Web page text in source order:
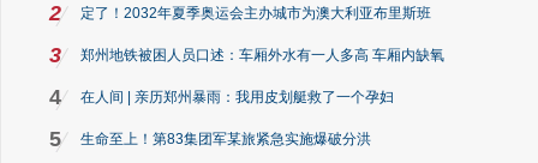
2 定了！2032年夏季奥运会主办城市为澳大利亚布里斯班
3 郑州地铁被困人员口述：车厢外水有一人多高 车厢内缺氧
4 在人间 | 亲历郑州暴雨：我用皮划艇救了一个孕妇
5 生命至上！第83集团军某旅紧急实施爆破分洪